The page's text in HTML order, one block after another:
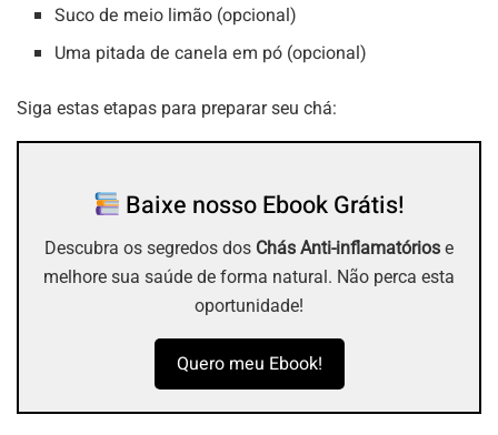
Suco de meio limão (opcional)
Uma pitada de canela em pó (opcional)
Siga estas etapas para preparar seu chá:
Baixe nosso Ebook Grátis!
Descubra os segredos dos Chás Anti-inflamatórios e
melhore sua saúde de forma natural. Não perca esta
oportunidade!
Quero meu Ebook!